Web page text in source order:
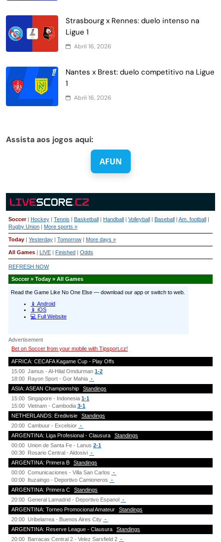
Strasbourg x Rennes: duelo intenso na
Ligue 1
Abril 16, 2026
Nantes x Brest: duelo competitivo na Ligue
1
Abril 16, 2026
Assista aos jogos aqui:
AFUN